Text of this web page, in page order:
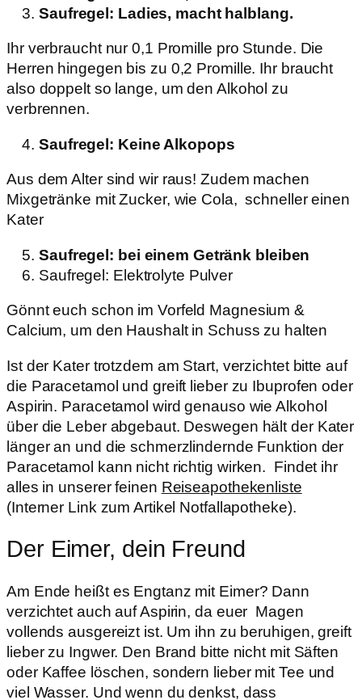
Saufregel: Ladies, macht halblang.
Ihr verbraucht nur 0,1 Promille pro Stunde. Die
Herren hingegen bis zu 0,2 Promille. Ihr braucht
also doppelt so lange, um den Alkohol zu
verbrennen.
Saufregel: Keine Alkopops
Aus dem Alter sind wir raus! Zudem machen
Mixgetränke mit Zucker, wie Cola, schneller einen
Kater
Saufregel: bei einem Getränk bleiben
Saufregel: Elektrolyte Pulver
Gönnt euch schon im Vorfeld Magnesium &
Calcium, um den Haushalt in Schuss zu halten
Ist der Kater trotzdem am Start, verzichtet bitte auf
die Paracetamol und greift lieber zu Ibuprofen oder
Aspirin. Paracetamol wird genauso wie Alkohol
über die Leber abgebaut. Deswegen hält der Kater
länger an und die schmerzlindernde Funktion der
Paracetamol kann nicht richtig wirken. Findet ihr
alles in unserer feinen Reiseapothekenliste
(Interner Link zum Artikel Notfallapotheke).
Der Eimer, dein Freund
Am Ende heißt es Engtanz mit Eimer? Dann
verzichtet auch auf Aspirin, da euer Magen
vollends ausgereizt ist. Um ihn zu beruhigen, greift
lieber zu Ingwer. Den Brand bitte nicht mit Säften
oder Kaffee löschen, sondern lieber mit Tee und
viel Wasser. Und wenn du denkst, dass